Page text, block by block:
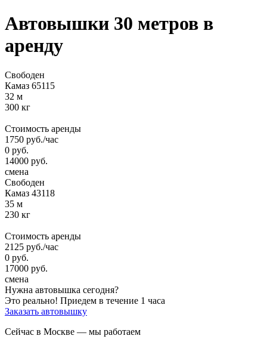
Автовышки 30 метров в
аренду
Свободен
Камаз 65115
32 м
300 кг
Стоимость аренды
1750 руб./час
0 руб.
14000 руб.
смена
Свободен
Камаз 43118
35 м
230 кг
Стоимость аренды
2125 руб./час
0 руб.
17000 руб.
смена
Нужна автовышка сегодня?
Это реально! Приедем в течение 1 часа
Заказать автовышку
Сейчас в Москве — мы работаем